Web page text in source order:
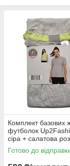
Комплект базових
футболок
сіра + салатова
Готово до